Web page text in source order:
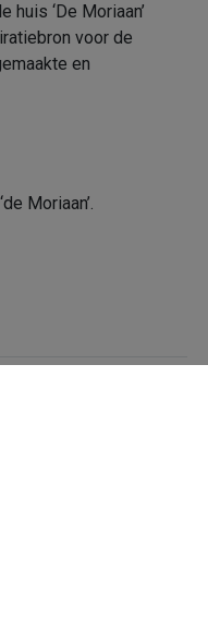
huis ‘De Moriaan’
voor de
en
Moriaan’.